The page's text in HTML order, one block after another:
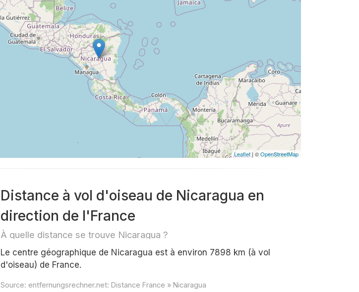
Leaflet | ©OpenStreetMap
Distance à vol d'oiseau de Nicaragua en
direction de l'France
À quelle distance se trouve Nicaragua ?
Le centre géographique de Nicaragua est à environ 7898 km (à vol
d'oiseau) de France.
Source: entfernungsrechner.net: Distance France » Nicaragua